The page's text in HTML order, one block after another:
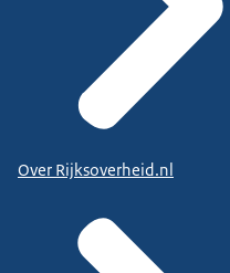
Over Rijksoverheid.nl